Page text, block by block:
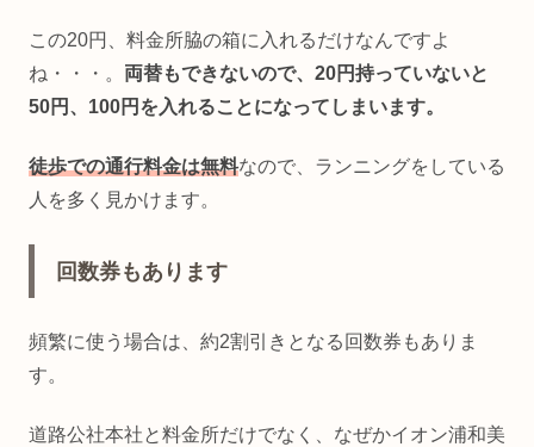
この20円、料金所脇の箱に入れるだけなんですよ
ね・・・。 両替もできないので、20円持っていないと
50円、100円を入れることになってしまいます。
徒歩での通行料金は無料なので、ランニングをしている
人を多く見かけます。
回数券もあります
頻繁に使う場合は、約2割引きとなる回数券もありま
す。
道路公社本社と料金所だけでなく、なぜかイオン浦和美